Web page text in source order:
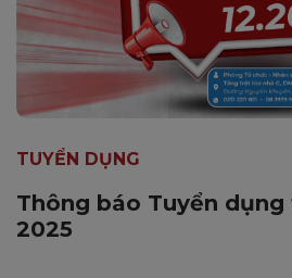
TUYỂN DỤNG
Thông báo Tuyển dụng
2025